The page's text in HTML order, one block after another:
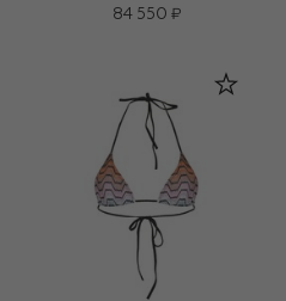
84 550 ₽